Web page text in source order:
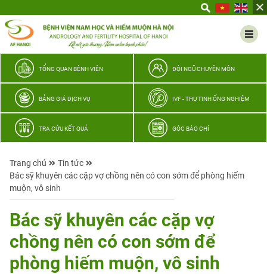
thương
TỔNG QUAN BỆNH VIỆN ĐỘI NGŨ CHUYÊN MÔN
BẢNG GIÁ DỊCH VỤ IVF - THỤ TINH ỐNG NGHIỆM
TRA CỨU KẾT QUẢ GÓC BÁO CHÍ
Trang chủ
Tin tức
Bác sỹ khuyên các cặp vợ chồng nên có con sớm để phòng hiếm
muộn, vô sinh
Bác sỹ khuyên các cặp vợ
chồng nên có con sớm để
phòng hiếm muộn, vô sinh